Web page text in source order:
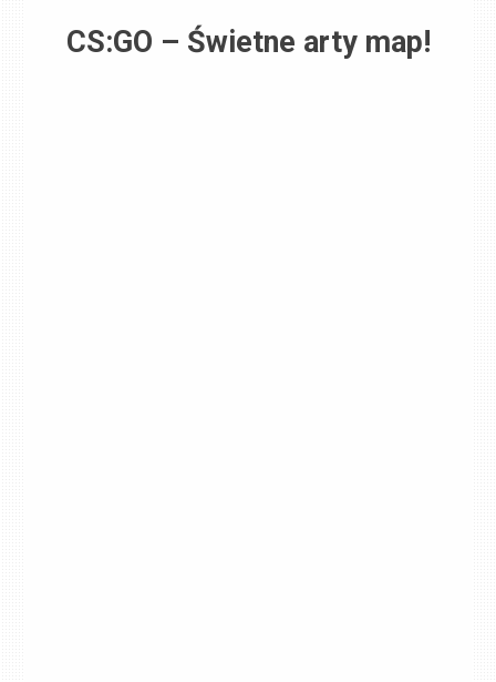
CS:GO – Świetne arty map!